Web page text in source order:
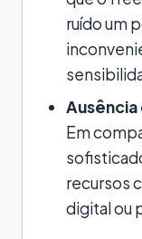
ruído um
Ausência
Em
recursos
digital ou